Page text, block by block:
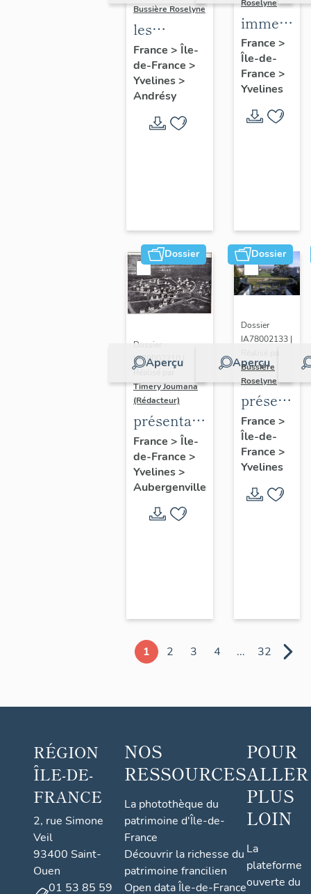
Bussière Roselyne
les
immeubles,
maisons et
fermes du
canton
d'Andrésy
France > Île-
de-France >
Yvelines>
Andrésy
Roselyne
maisons,
fermes
France >
Île-de-
France >
Yvelines
Dossier
Aperçu
Dossier
IA78002210 |
Réalisé par
Timery Joumana
(Rédacteur)
présentation
de l'étude
d'Elisabethville
France > Île-
de-France >
Yvelines>
Aubergenville
Dossier
Aperçu
Dossier
IA78002133 |
Bussière
Roselyne
du
diagnostic
et
France >
Île-de-
France >
Yvelines
1 2 3 4 ... 32
RÉGION
ÎLE-DE-
FRANCE
2, rue Simone
Veil
93400 Saint-
Ouen
01 53 85 59
NOS
RESSOURCES
La photothèque du
patrimoine d'Île-de-
France
Découvrir la richesse du
patrimoine francilien
Open data Île-de-France
POUR
ALLER
PLUS
LOIN
La
plateforme
ouverte du